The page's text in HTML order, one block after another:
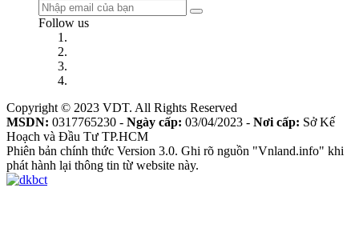
Follow us
Copyright © 2023 VDT. All Rights Reserved
MSDN: 0317765230 - Ngày cấp: 03/04/2023 - Nơi cấp: Sở Kế
Hoạch và Đầu Tư TP.HCM
Phiên bản chính thức Version 3.0. Ghi rõ nguồn "Vnland.info" khi
phát hành lại thông tin từ website này.